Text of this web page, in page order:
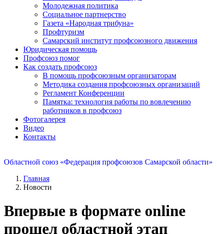
Молодежная политика
Социальное партнерство
Газета «Народная трибуна»
Профтуризм
Самарский институт профсоюзного движения
Юридическая помощь
Профсоюз помог
Как создать профсоюз
В помощь профсоюзным организаторам
Методика создания профсоюзных организаций
Регламент Конференции
Памятка: технология работы по вовлечению
работников в профсоюз
Фотогалерея
Видео
Контакты
Областной союз «Федерация профсоюзов Самарской области»
Главная
Новости
Впервые в формате online
прошел областной этап